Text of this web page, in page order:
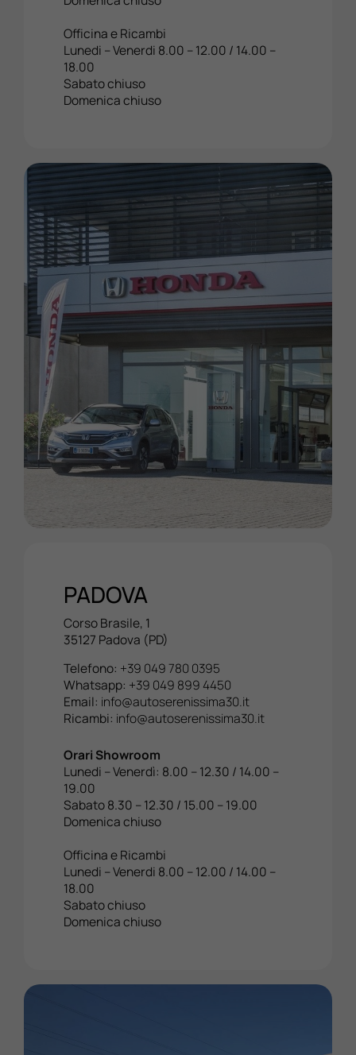
Officina e Ricambi
Lunedi – Venerdi 8.00 – 12.00 / 14.00 –
18.00
Sabato chiuso
Domenica chiuso
PADOVA
Corso Brasile, 1
35127 Padova (PD)
Telefono: +39 049 780 0395
Whatsapp: +39 049 899 4450
Email: info@autoserenissima30.it
Ricambi: info@autoserenissima30.it
Orari Showroom
Lunedi – Venerdì: 8.00 – 12.30 / 14.00 –
19.00
Sabato 8.30 – 12.30 / 15.00 – 19.00
Domenica chiuso
Officina e Ricambi
Lunedi – Venerdi 8.00 – 12.00 / 14.00 –
18.00
Sabato chiuso
Domenica chiuso